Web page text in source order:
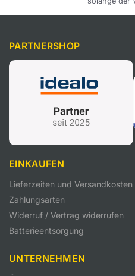
PARTNERSHOP
EINKAUFEN
Lieferzeiten und Versandkosten
Zahlungsarten
Widerruf / Vertrag widerrufen
Batterieentsorgung
UNTERNEHMEN